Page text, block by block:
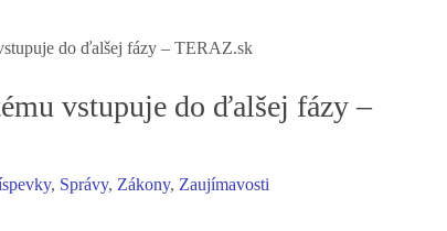
do ďalšej fázy – TERAZ.sk
vstupuje do ďalšej fázy –
, Správy,Zákony,Zaujímavosti